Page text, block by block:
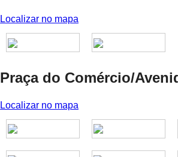
Localizar no mapa
Praça do Comércio/
Localizar no mapa